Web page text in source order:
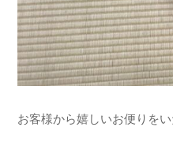
お客様から嬉しいお便りをい